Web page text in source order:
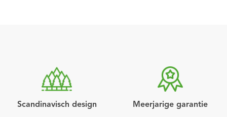
Scandinavisch design Meerjarige garantie